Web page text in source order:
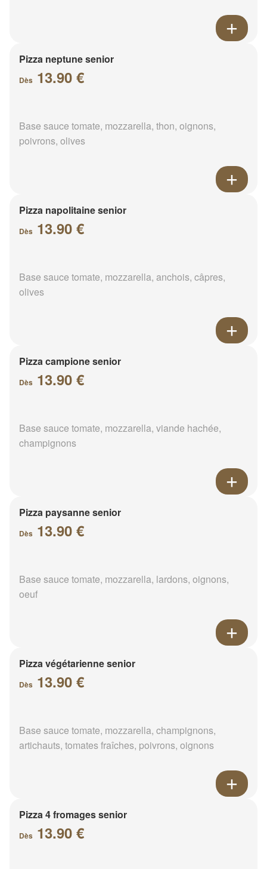
Pizza neptune senior
Dès 13.90 €
Base sauce tomate, mozzarella, thon, oignons,
poivrons, olives
Pizza napolitaine senior
Dès 13.90 €
Base sauce tomate, mozzarella, anchois, câpres,
olives
Pizza campione senior
Dès 13.90 €
Base sauce tomate, mozzarella, viande hachée,
champignons
Pizza paysanne senior
Dès 13.90 €
Base sauce tomate, mozzarella, lardons, oignons,
oeuf
Pizza végétarienne senior
Dès 13.90 €
Base sauce tomate, mozzarella, champignons,
artichauts, tomates fraîches, poivrons, oignons
Pizza 4 fromages senior
Dès 13.90 €